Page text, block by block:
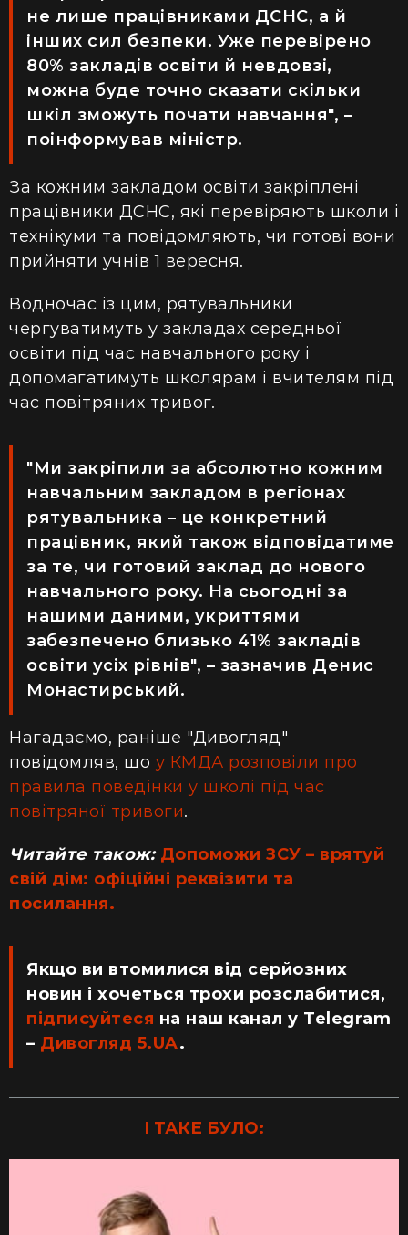
не лише працівниками ДСНС, а й
інших сил безпеки. Уже перевірено
80% закладів освіти й невдовзі,
можна буде точно сказати скільки
шкіл зможуть почати навчання", –
поінформував міністр.
За кожним закладом освіти закріплені
працівники ДСНС, які перевіряють школи і
технікуми та повідомляють, чи готові вони
прийняти учнів 1 вересня.
Водночас із цим, рятувальники
чергуватимуть у закладах середньої
освіти під час навчального року і
допомагатимуть школярам і вчителям під
час повітряних тривог.
"Ми закріпили за абсолютно кожним
навчальним закладом в регіонах
рятувальника – це конкретний
працівник, який також відповідатиме
за те, чи готовий заклад до нового
навчального року. На сьогодні за
нашими даними, укриттями
забезпечено близько 41% закладів
освіти усіх рівнів", – зазначив Денис
Монастирський.
Нагадаємо, раніше "Дивогляд"
повідомляв, що у КМДА розповіли про
правила поведінки у школі під час
повітряної тривоги.
Читайте також: Допоможи ЗСУ – врятуй
свій дім: офіційні реквізити та
посилання.
Якщо ви втомилися від серйозних
новин і хочеться трохи розслабитися,
підписуйтеся на наш канал у Telegram
– Дивогляд 5.UA.
І ТАКЕ БУЛО: